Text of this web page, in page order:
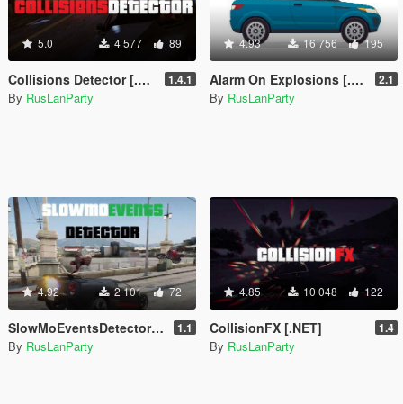
5.0 4 577 89
Collisions Detector [.NET] 1.4.1
By RusLanParty
4.93 16 756 195
Alarm On Explosions [.NET] 2.1
By RusLanParty
4.92 2 101 72
SlowMoEventsDetector [.NET] 1.1
By RusLanParty
4.85 10 048 122
CollisionFX [.NET] 1.4
By RusLanParty